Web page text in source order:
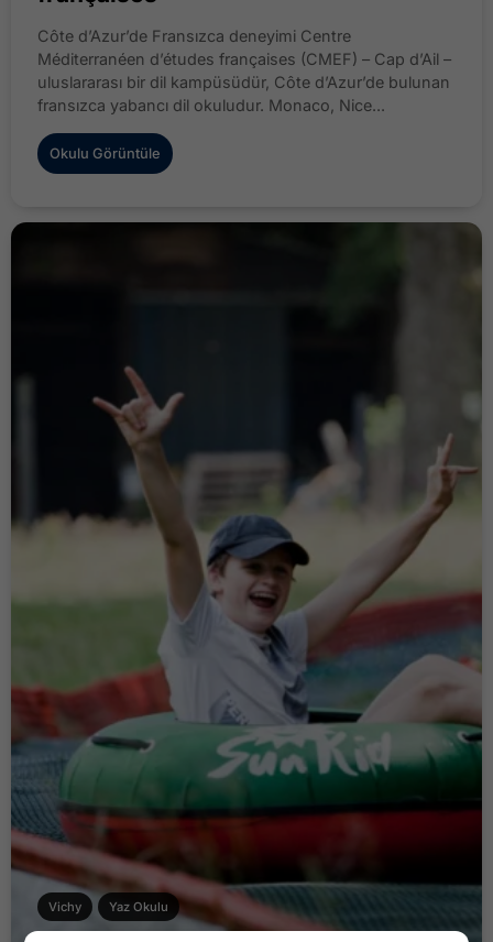
Côte d’Azur’de Fransızca deneyimi Centre
Méditerranéen d’études françaises (CMEF) – Cap d’Ail –
uluslararası bir dil kampüsüdür, Côte d’Azur’de bulunan
fransızca yabancı dil okuludur. Monaco, Nice...
Okulu Görüntüle
Vichy Yaz Okulu